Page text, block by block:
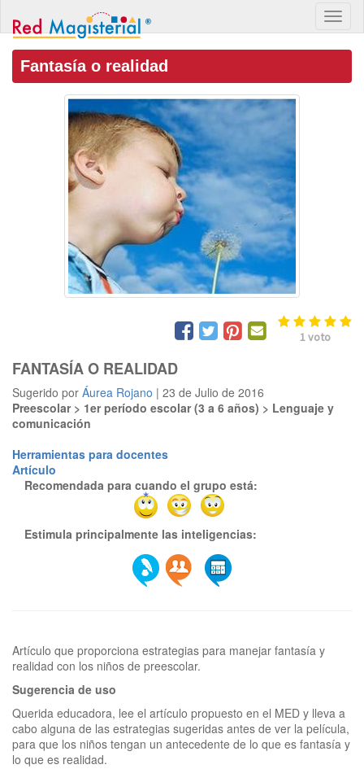
Fantasía o realidad
1voto
FANTASÍA O REALIDAD
Sugerido por Áurea Rojano | 23 de Julio de 2016
Preescolar > 1er período escolar (3 a 6 años) > Lenguaje y
comunicación
Herramientas para docentes
Artículo
Recomendada para cuando el grupo está:
Estimula principalmente las inteligencias:
Artículo que proporciona estrategias para manejar fantasía y
Sugerencia de uso
Querida educadora, lee el artículo propuesto en el MED y lleva a
cabo alguna de las estrategias sugeridas antes de ver la película,
para que los niños tengan un antecedente de lo que es fantasía y
lo que es realidad.